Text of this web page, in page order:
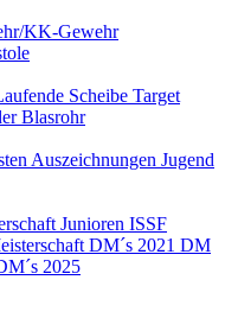
KK-Gewehr
Scheibe Target
Blasrohr
Auszeichnungen Jugend
Junioren ISSF
DM´s 2021 DM
2025